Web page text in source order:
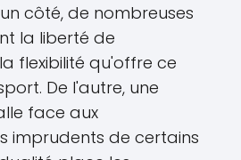
côté, de nombreuses
la liberté de
flexibilité qu'offre ce
De l'autre, une
face aux
imprudents de certains